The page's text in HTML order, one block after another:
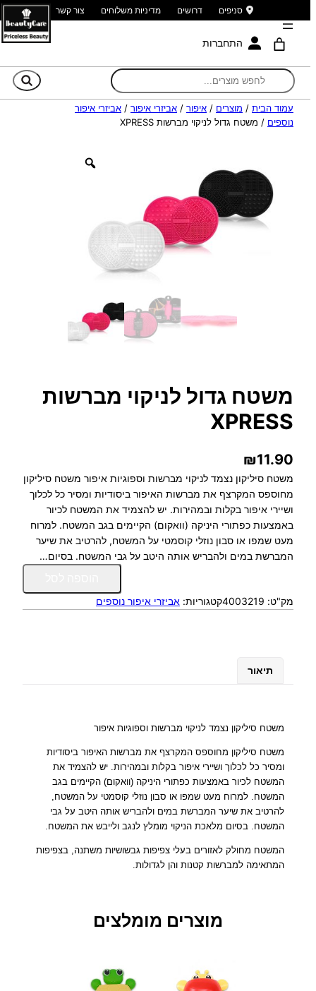
סניפים דרושים מדיניות משלוחים צור קשר
התחברות
עמוד הבית / מוצרים / איפור / אביזרי איפור / אביזרי איפור
נוספים / משטח גדול לניקוי מברשות XPRESS
משטח גדול לניקוי מברשות
XPRESS
₪11.90
משטח סיליקון נצמד לניקוי מברשות וספוגיות איפור משטח סיליקון
מחוספס המקרצף את מברשות האיפור ביסודיות ומסיר כל לכלוך
ושיירי איפור בקלות ובמהירות. יש להצמיד את המשטח לכיור
באמצעות כפתורי היניקה (וואקום) הקיימים בגב המשטח. למרוח
מעט שמפו או סבון נוזלי קוסמטי על המשטח, להרטיב את שיער
המברשת במים ולהבריש אותה היטב על גבי המשטח. בסיום…
כ
ו
ג
ו
ל
ל
נ
ו
ר
ש
X
מק"ט: 4003219קטגוריות: אביזרי איפור נוספים
תיאור
משטח סיליקון נצמד לניקוי מברשות וספוגיות איפור
משטח סיליקון מחוספס המקרצף את מברשות האיפור ביסודיות
ומסיר כל לכלוך ושיירי איפור בקלות ובמהירות. יש להצמיד את
המשטח לכיור באמצעות כפתורי היניקה (וואקום) הקיימים בגב
המשטח. למרוח מעט שמפו או סבון נוזלי קוסמטי על המשטח,
להרטיב את שיער המברשת במים ולהבריש אותה היטב על גבי
המשטח. בסיום מלאכת הניקוי מומלץ לנגב ולייבש את המשטח.
המשטח מחולק לאזורים בעלי צפיפות גבשושיות משתנה, בצפיפות
המתאימה למברשות קטנות והן לגדולות.
מוצרים מומלצים